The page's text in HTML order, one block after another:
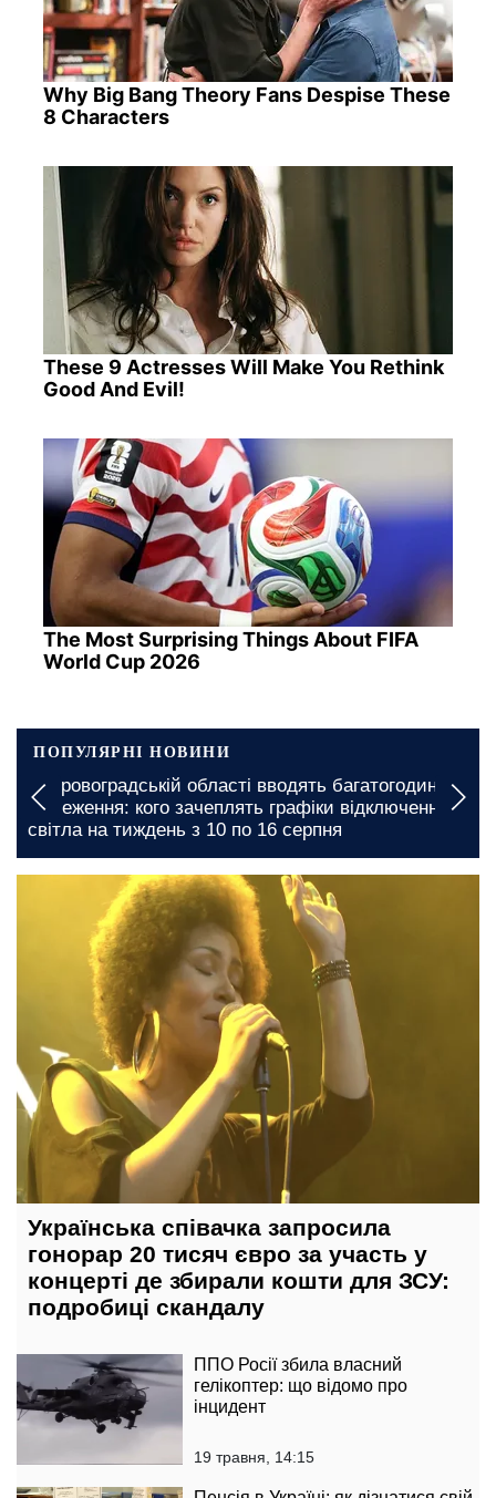
Why Big Bang Theory Fans Despise These
8 Characters
These 9 Actresses Will Make You Rethink
Good And Evil!
The Most Surprising Things About FIFA
World Cup 2026
ПОПУЛЯРНІ НОВИНИ
У Кіровоградській області вводять багатогодинні
обмеження: кого зачеплять графіки відключення
світла на тиждень з 10 по 16 серпня
19 травня, 14:45
Українська співачка запросила
гонорар 20 тисяч євро за участь у
концерті де збирали кошти для ЗСУ:
подробиці скандалу
ППО Росії збила власний
гелікоптер: що відомо про
інцидент
19 травня, 14:15